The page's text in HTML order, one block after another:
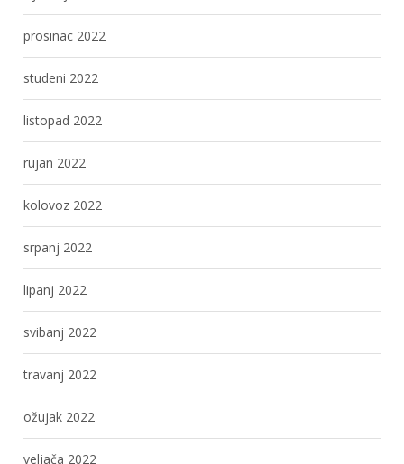
prosinac 2022
studeni 2022
listopad 2022
rujan 2022
kolovoz 2022
srpanj 2022
lipanj 2022
svibanj 2022
travanj 2022
ožujak 2022
veljača 2022